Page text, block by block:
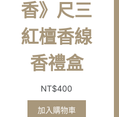
香》尺三
紅檀香線
香禮盒
NT$400
加入購物車